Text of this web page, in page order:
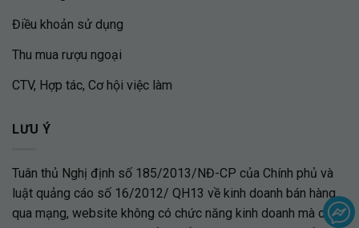
Điều khoản sử dụng
Thu mua rượu ngoại
CTV, Hợp tác, Cơ hội việc làm
LƯU Ý
Tuân thủ Nghị định số 185/2013/NĐ-CP của Chính phủ và
luật quảng cáo số 16/2012/ QH13 về kinh doanh bán hàng
qua mạng, website không có chức năng kinh doanh mà chỉ là